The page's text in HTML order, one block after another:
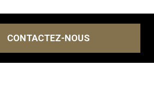
CONTACTEZ-NOUS